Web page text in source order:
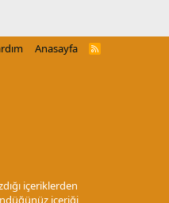
Anasayfa
R
içeriklerden
içeriği